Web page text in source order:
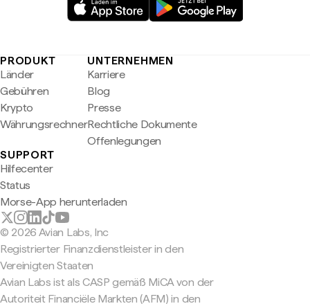
PRODUKT
Länder
Gebühren
Krypto
Währungsrechner
UNTERNEHMEN
Karriere
Blog
Presse
Rechtliche Dokumente
Offenlegungen
SUPPORT
Hilfecenter
Status
Morse-App herunterladen
© 2026 Avian Labs, Inc
Registrierter Finanzdienstleister in den
Vereinigten Staaten
Avian Labs ist als CASP gemäß MiCA von der
Autoriteit Financiële Markten (AFM) in den